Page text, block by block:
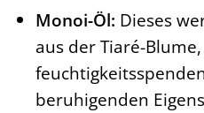
Monoi-Öl: Dieses
aus der Tiaré-
beruhigenden